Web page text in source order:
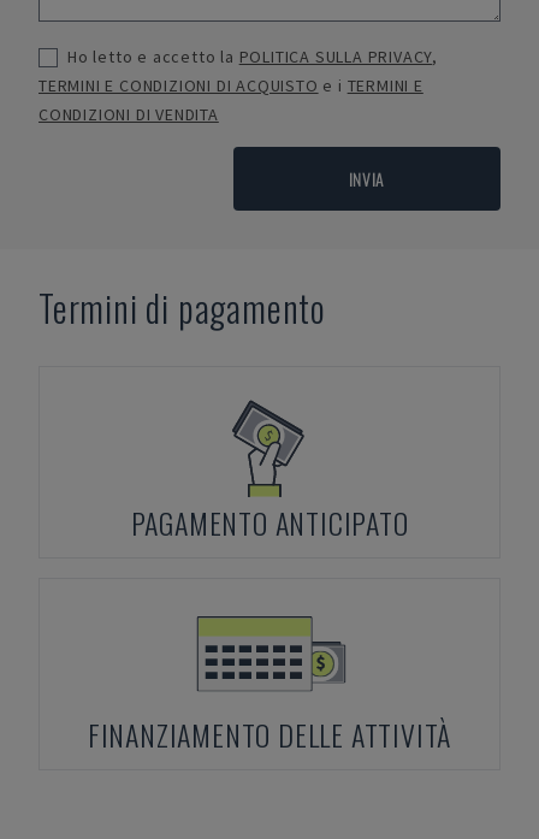
Ho letto e accetto la POLITICA SULLA PRIVACY,
TERMINI E CONDIZIONI DI ACQUISTO e i TERMINI E
CONDIZIONI DI VENDITA
INVIA
Termini di pagamento
PAGAMENTO ANTICIPATO
FINANZIAMENTO DELLE ATTIVITÀ